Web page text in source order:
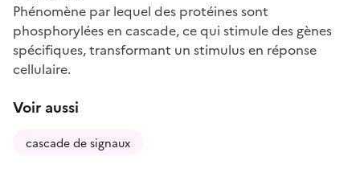
Phénomène par lequel des protéines sont
phosphorylées en cascade, ce qui stimule des gènes
spécifiques, transformant un stimulus en réponse
cellulaire.
Voir aussi
cascade de signaux